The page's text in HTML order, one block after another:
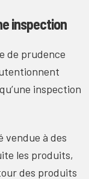
inspection
de prudence
inspection
vendue à des
les produits,
des produits